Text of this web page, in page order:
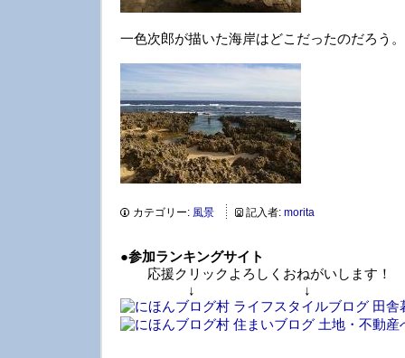
一色次郎が描いた海岸はどこだったのだろう。
カテゴリー: 風景 記入者: morita
●参加ランキングサイト
応援クリックよろしくおねがいします！
↓ ↓